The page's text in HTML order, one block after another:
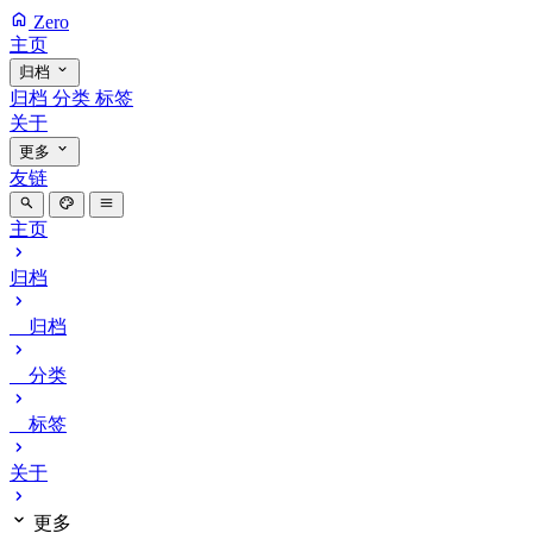
Zero
主页
归档
归档 分类 标签
关于
更多
友链
主页
归档
归档
分类
标签
关于
更多